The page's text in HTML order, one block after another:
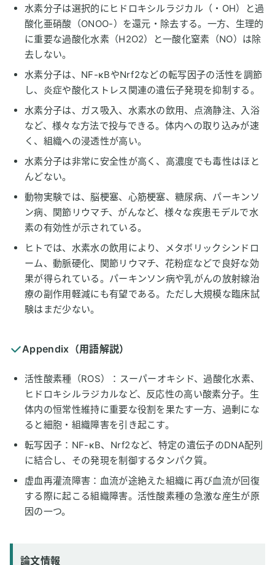
水素分子は選択的にヒドロキシルラジカル（・OH）と過
酸化亜硝酸（ONOO-）を還元・除去する。一方、生理的
に重要な過酸化水素（H2O2）と一酸化窒素（NO）は除
去しない。
水素分子は、NF-κBやNrf2などの転写因子の活性を調節
し、炎症や酸化ストレス関連の遺伝子発現を抑制する。
水素分子は、ガス吸入、水素水の飲用、点滴静注、入浴
など、様々な方法で投与できる。体内への取り込みが速
く、組織への浸透性が高い。
水素分子は非常に安全性が高く、高濃度でも毒性はほと
んどない。
動物実験では、脳梗塞、心筋梗塞、糖尿病、パーキンソ
ン病、関節リウマチ、がんなど、様々な疾患モデルで水
素の有効性が示されている。
ヒトでは、水素水の飲用により、メタボリックシンドロ
ーム、動脈硬化、関節リウマチ、花粉症などで良好な効
果が得られている。パーキンソン病や乳がんの放射線治
療の副作用軽減にも有望である。ただし大規模な臨床試
験はまだ少ない。
Appendix（用語解説）
活性酸素種（ROS）：スーパーオキシド、過酸化水素、
ヒドロキシルラジカルなど、反応性の高い酸素分子。生
体内の恒常性維持に重要な役割を果たす一方、過剰にな
ると細胞・組織障害を引き起こす。
転写因子：NF-κB、Nrf2など、特定の遺伝子のDNA配列
に結合し、その発現を制御するタンパク質。
虚血再灌流障害：血流が途絶えた組織に再び血流が回復
する際に起こる組織障害。活性酸素種の急激な産生が原
因の一つ。
論文情報